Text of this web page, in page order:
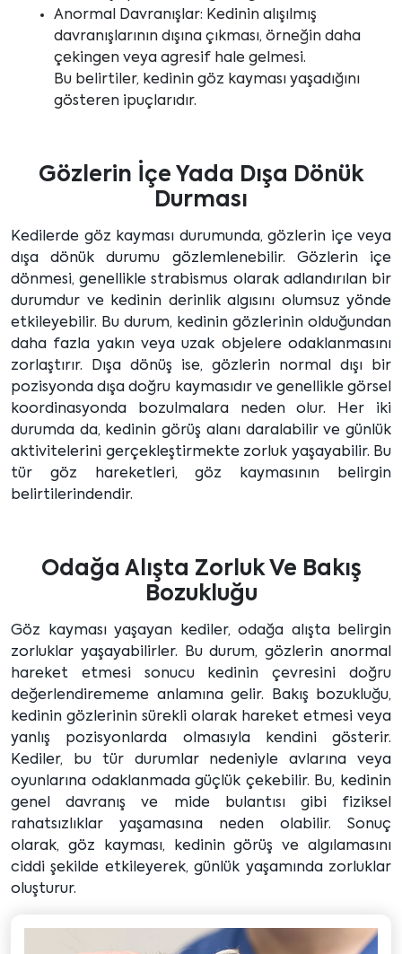
Anormal Davranışlar: Kedinin alışılmış
davranışlarının dışına çıkması, örneğin daha
çekingen veya agresif hale gelmesi.
Bu belirtiler, kedinin göz kayması yaşadığını
gösteren ipuçlarıdır.
Gözlerin İçe Yada Dışa Dönük
Durması
Kedilerde göz kayması durumunda, gözlerin içe veya
dışa dönük durumu gözlemlenebilir. Gözlerin içe
dönmesi, genellikle strabismus olarak adlandırılan bir
durumdur ve kedinin derinlik algısını olumsuz yönde
etkileyebilir. Bu durum, kedinin gözlerinin olduğundan
daha fazla yakın veya uzak objelere odaklanmasını
zorlaştırır. Dışa dönüş ise, gözlerin normal dışı bir
pozisyonda dışa doğru kaymasıdır ve genellikle görsel
koordinasyonda bozulmalara neden olur. Her iki
durumda da, kedinin görüş alanı daralabilir ve günlük
aktivitelerini gerçekleştirmekte zorluk yaşayabilir. Bu
tür göz hareketleri, göz kaymasının belirgin
belirtilerindendir.
Odağa Alışta Zorluk Ve Bakış
Bozukluğu
Göz kayması yaşayan kediler, odağa alışta belirgin
zorluklar yaşayabilirler. Bu durum, gözlerin anormal
hareket etmesi sonucu kedinin çevresini doğru
değerlendirememe anlamına gelir. Bakış bozukluğu,
kedinin gözlerinin sürekli olarak hareket etmesi veya
yanlış pozisyonlarda olmasıyla kendini gösterir.
Kediler, bu tür durumlar nedeniyle avlarına veya
oyunlarına odaklanmada güçlük çekebilir. Bu, kedinin
genel davranış ve mide bulantısı gibi fiziksel
rahatsızlıklar yaşamasına neden olabilir. Sonuç
olarak, göz kayması, kedinin görüş ve algılamasını
ciddi şekilde etkileyerek, günlük yaşamında zorluklar
oluşturur.